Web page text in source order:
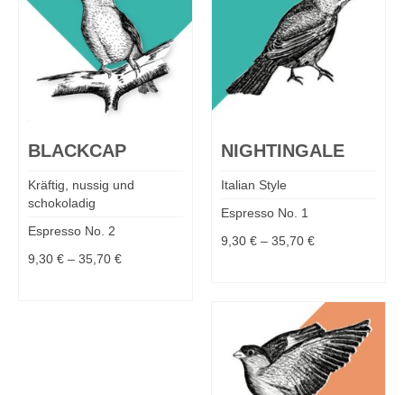
BLACKCAP
Kräftig, nussig und
schokoladig
Espresso No. 2
9,30 € – 35,70 €
NIGHTINGALE
Italian Style
Espresso No. 1
9,30 € – 35,70 €